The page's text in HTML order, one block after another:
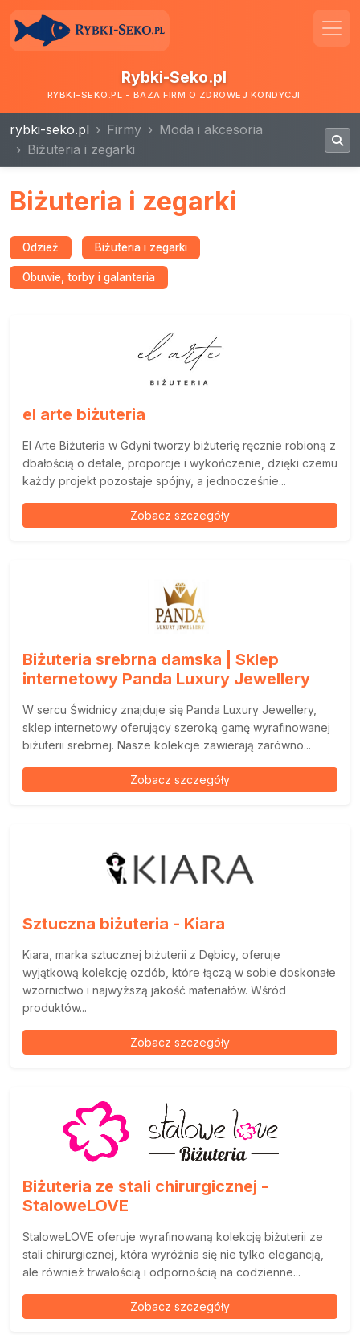
Rybki-Seko.pl
RYBKI-SEKO.PL - BAZA FIRM O ZDROWEJ KONDYCJI
rybki-seko.pl Firmy
Moda i akcesoria
Biżuteria i zegarki
Biżuteria i zegarki
Odzież Biżuteria i zegarki
Obuwie, torby i galanteria
el arte biżuteria
El Arte Biżuteria w Gdyni tworzy biżuterię ręcznie robioną z
dbałością o detale, proporcje i wykończenie, dzięki czemu
każdy projekt pozostaje spójny, a jednocześnie...
Zobacz szczegóły
Biżuteria srebrna damska | Sklep
internetowy Panda Luxury Jewellery
W sercu Świdnicy znajduje się Panda Luxury Jewellery,
sklep internetowy oferujący szeroką gamę wyrafinowanej
biżuterii srebrnej. Nasze kolekcje zawierają zarówno...
Zobacz szczegóły
Sztuczna biżuteria - Kiara
Kiara, marka sztucznej biżuterii z Dębicy, oferuje
wyjątkową kolekcję ozdób, które łączą w sobie doskonałe
wzornictwo i najwyższą jakość materiałów. Wśród
produktów...
Zobacz szczegóły
Biżuteria ze stali chirurgicznej -
StaloweLOVE
StaloweLOVE oferuje wyrafinowaną kolekcję biżuterii ze
stali chirurgicznej, która wyróżnia się nie tylko elegancją,
ale również trwałością i odpornością na codzienne...
Zobacz szczegóły